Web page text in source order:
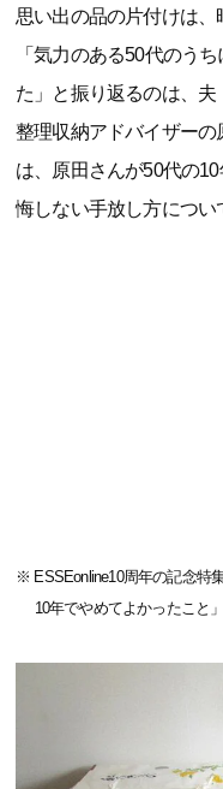
思い出の品の片付けは、
「気力のある50代のう
た」と振り返るのは、夫
整理収納アドバイザー
は、原田さんが50代の
悔しない手放し方につい
※ ESSEonline10周年の記念特
10年でやめてよかったこと